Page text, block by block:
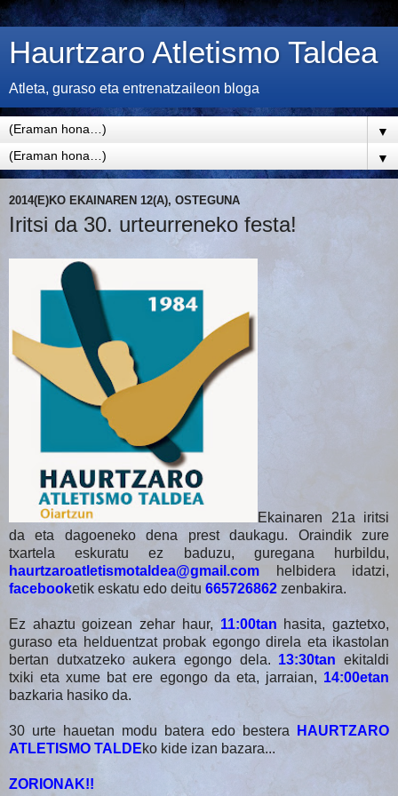
Haurtzaro Atletismo Taldea
Atleta, guraso eta entrenatzaileon bloga
▼
▼
2014(E)KO EKAINAREN 12(A), OSTEGUNA
Iritsi da 30. urteurreneko festa!
Ekainaren 21a iritsi
da eta dagoeneko dena prest daukagu. Oraindik zure
txartela eskuratu ez baduzu, guregana hurbildu,
haurtzaroatletismotaldea@gmail.com helbidera idatzi,
facebooketik eskatu edo deitu 665726862 zenbakira.
Ez ahaztu goizean zehar haur, 11:00tan hasita, gaztetxo,
guraso eta helduentzat probak egongo direla eta ikastolan
bertan dutxatzeko aukera egongo dela. 13:30tan ekitaldi
txiki eta xume bat ere egongo da eta, jarraian, 14:00etan
bazkaria hasiko da.
30 urte hauetan modu batera edo bestera
HAURTZARO
ATLETISMO TALDEko kide izan bazara...
ZORIONAK!!